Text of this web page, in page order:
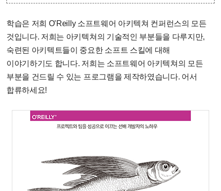
학습은 저희 O’Reilly 소프트웨어 아키텍쳐 컨퍼런스의 모든
것입니다. 저희는 아키텍쳐의 기술적인 부분들을 다루지만,
숙련된 아키텍트들이 중요한 소프트 스킬에 대해
이야기하기도 합니다. 저희는 소프트웨어 아키텍쳐의 모든
부분을 건드릴 수 있는 프로그램을 제작하였습니다. 어서
합류하세요!